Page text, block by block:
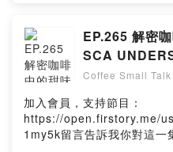
EP.265 解密
SCA
SWEETNESS
Coffee Small Talk
加入會員，支持節目：
https://open.firstory.me/
1my5k留言告訴我你對這一